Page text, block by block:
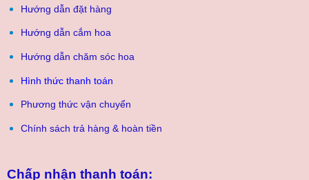
Hướng dẫn đặt hàng
Hướng dẫn cắm hoa
Hướng dẫn chăm sóc hoa
Hình thức thanh toán
Phương thức vận chuyển
Chính sách trả hàng & hoàn tiền
Chấp nhận thanh toán: